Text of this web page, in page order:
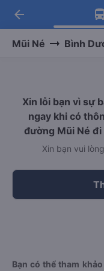
Tải
Nhận
Tải
-30k/
arrow_back
Mũi Né Bình
Xin lỗi bạn vì sự
ngay khi có
đường Mũi Né
Xin bạn vui
Bạn có thể tham